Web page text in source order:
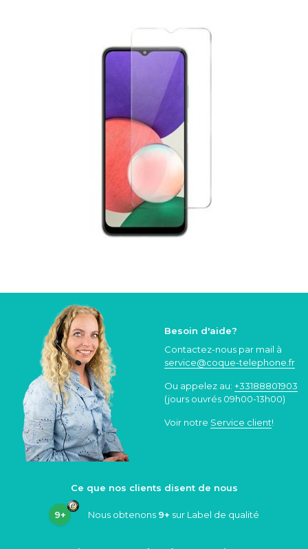
Besoin d'aide?
Contactez-nous par mail à
service@coque-telephone.fr
Ou appelez au: +33188801903
(jours ouvrés 09h00-13h00)
Voir notre Service client!
Ce que nos clients disent de nous
9+ Nous obtenons 9+ sur Label de qualité